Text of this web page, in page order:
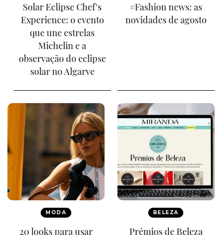
Solar Eclipse Chef's
Experience: o evento
que une estrelas
Michelin e a
observação do eclipse
solar no Algarve
#Fashion news: as
novidades de agosto
MODA
20 looks para usar
BELEZA
Prémios de Beleza